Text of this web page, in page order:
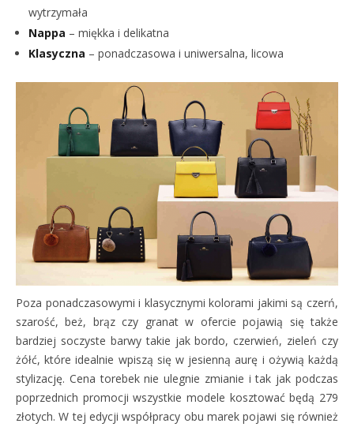
wytrzymała
Nappa – miękka i delikatna
Klasyczna – ponadczasowa i uniwersalna, licowa
Poza ponadczasowymi i klasycznymi kolorami jakimi są czerń,
szarość, beż, brąz czy granat w ofercie pojawią się także
bardziej soczyste barwy takie jak bordo, czerwień, zieleń czy
żółć, które idealnie wpiszą się w jesienną aurę i ożywią każdą
stylizację. Cena torebek nie ulegnie zmianie i tak jak podczas
poprzednich promocji wszystkie modele kosztować będą 279
złotych. W tej edycji współpracy obu marek pojawi się również